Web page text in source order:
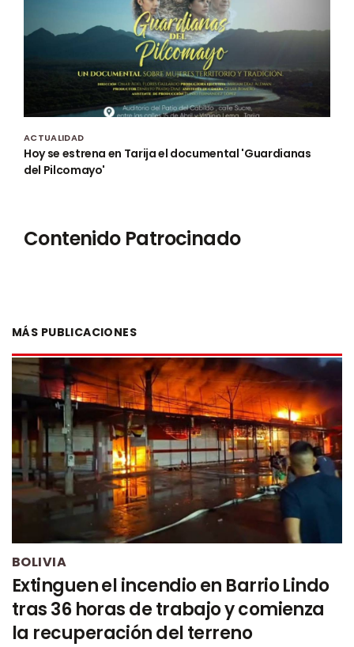
ACTUALIDAD
Hoy se estrena en Tarija el documental 'Guardianas
del Pilcomayo'
Contenido Patrocinado
MÁS PUBLICACIONES
BOLIVIA
Extinguen el incendio en Barrio Lindo
tras 36 horas de trabajo y comienza
la recuperación del terreno